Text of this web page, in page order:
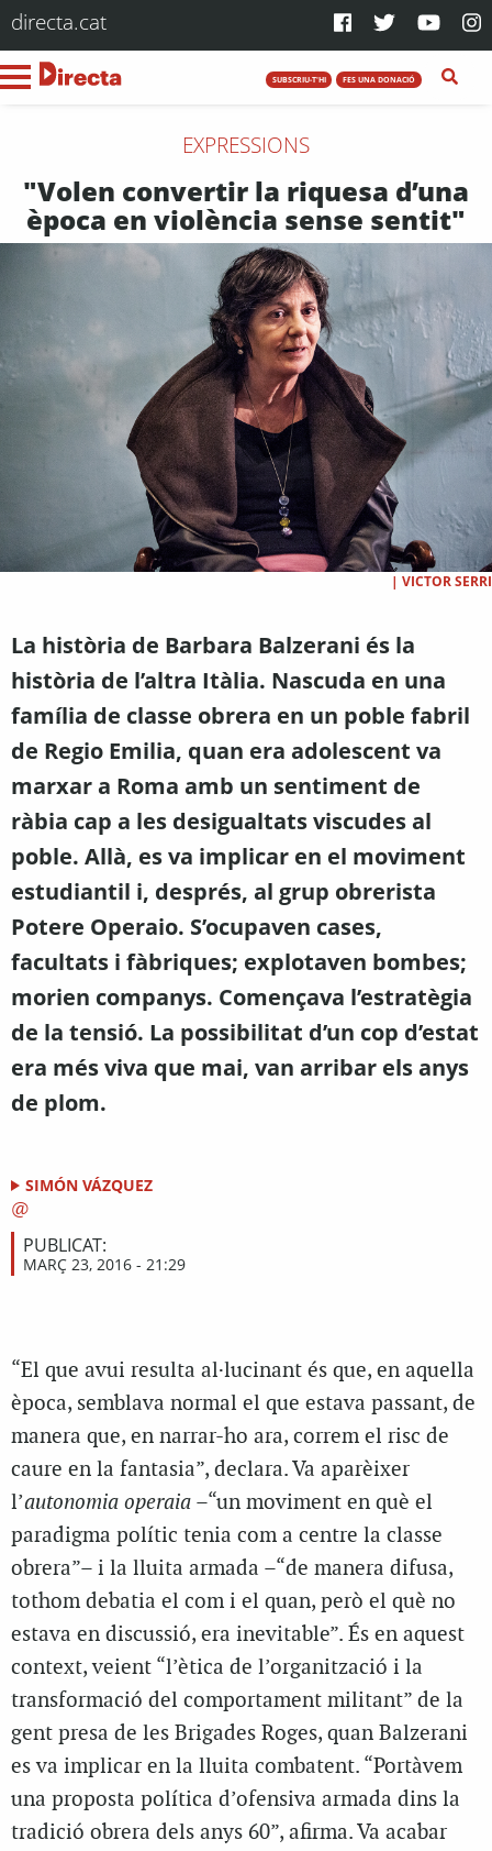
directa.cat
SUBSCRIU-T'HI FES UNA DONACIÓ
EXPRESSIONS
"Volen convertir la riquesa d’una
època en violència sense sentit"
| VICTOR SERRI
La història de Barbara Balzerani és la
història de l’altra Itàlia. Nascuda en una
família de classe obrera en un poble fabril
de Regio Emilia, quan era adolescent va
marxar a Roma amb un sentiment de
ràbia cap a les desigualtats viscudes al
poble. Allà, es va implicar en el moviment
estudiantil i, després, al grup obrerista
Potere Operaio. S’ocupaven cases,
facultats i fàbriques; explotaven bombes;
morien companys. Començava l’estratègia
de la tensió. La possibilitat d’un cop d’estat
era més viva que mai, van arribar els anys
de plom.
SIMÓN VÁZQUEZ
PUBLICAT:
MARÇ 23, 2016 - 21:29
“El que avui resulta al·lucinant és que, en aquella
època, semblava normal el que estava passant, de
manera que, en narrar-ho ara, correm el risc de
caure en la fantasia”, declara. Va aparèixer
l’autonomia operaia –“un moviment en què el
paradigma polític tenia com a centre la classe
obrera”– i la lluita armada –“de manera difusa,
tothom debatia el com i el quan, però el què no
estava en discussió, era inevitable”. És en aquest
context, veient “l’ètica de l’organització i la
transformació del comportament militant” de la
gent presa de les Brigades Roges, quan Balzerani
es va implicar en la lluita combatent. “Portàvem
una proposta política d’ofensiva armada dins la
tradició obrera dels anys 60”, afirma. Va acabar